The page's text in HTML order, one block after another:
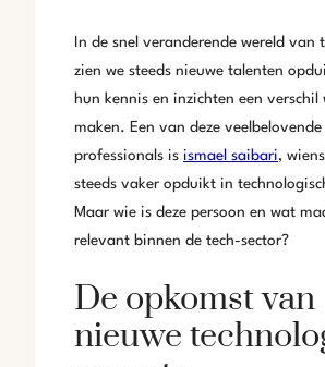
In de snel veranderende wereld van
zien we steeds nieuwe talenten
hun kennis en inzichten een verschil
maken. Een van deze veelbelovende
professionals is ismael saibari,
steeds vaker opduikt in
Maar wie is deze persoon en wat
relevant binnen de tech-sector?
De opkomst van
nieuwe